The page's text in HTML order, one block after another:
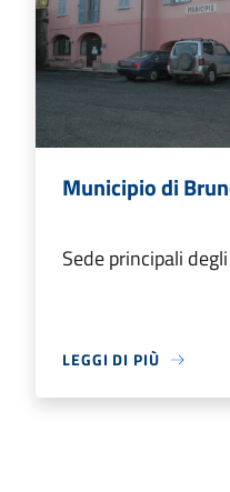
Municipio di
Sede principali
LEGGI DI PIÙ